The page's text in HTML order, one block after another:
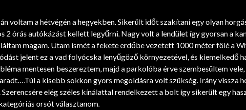
voltam a hétvégén a hegyekben. Sikerült időt szakítani egy olyan
2 órás autókázást kellett legyűrni. Nagy volt a lendület így gyorsan a
magam. Utam ismét a fekete erdőbe vezetett 1000 méter fölé a
jelent ez a vad folyócska lenyűgöző környezetével, és kiemelkedő
mentesen beszereztem, majd a parkolóba érve szembesültem
a kisebb sokkon gyors megoldásra volt szükség. Irány vissza
elég széles kínálattal rendelkezett a bolt így sikerült egy
orsót választanom.